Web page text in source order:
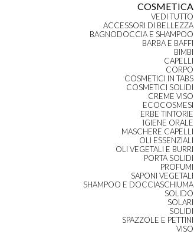
COSMETICA
VEDI TUTTO
ACCESSORI DI BELLEZZA
BAGNODOCCIA E SHAMPOO
BARBA E BAFFI
BIMBI
CAPELLI
CORPO
COSMETICI IN TABS
COSMETICI SOLIDI
CREME VISO
ECOCOSMESI
ERBE TINTORIE
IGIENE ORALE
MASCHERE CAPELLI
OLI ESSENZIALI
OLI VEGETALI E BURRI
PORTA SOLIDI
PROFUMI
SAPONI VEGETALI
SHAMPOO E DOCCIASCHIUMA
SOLIDO
SOLARI
SOLIDI
SPAZZOLE E PETTINI
VISO